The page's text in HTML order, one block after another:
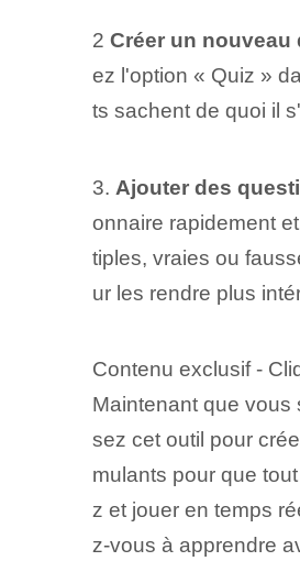
2 Créer un nouveau
ez l'option « Quiz »
ts sachent de quoi il
3.⁤ Ajouter des
onnaire rapidement
tiples, vraies ou
ur les rendre plus
Contenu exclusif -
Maintenant que vous
sez cet outil pour
mulants pour que
z et jouer en temps
z-vous à apprendre